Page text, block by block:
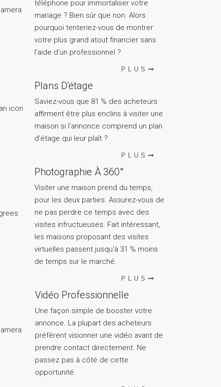
téléphone pour immortaliser votre
mariage ? Bien sûr que non. Alors
pourquoi tenteriez-vous de montrer
votre plus grand atout financier sans
l'aide d'un professionnel ?
PLUS
Plans D'étage
Saviez-vous que 81 % des acheteurs
affirment être plus enclins à visiter une
maison si l'annonce comprend un plan
d'étage qui leur plaît ?
PLUS
Photographie À 360°
Visiter une maison prend du temps,
pour les deux parties. Assurez-vous de
ne pas perdre ce temps avec des
visites infructueuses. Fait intéressant,
les maisons proposant des visites
virtuelles passent jusqu'à 31 % moins
de temps sur le marché.
PLUS
Vidéo Professionnelle
Une façon simple de booster votre
annonce. La plupart des acheteurs
préfèrent visionner une vidéo avant de
prendre contact directement. Ne
passez pas à côté de cette
opportunité.